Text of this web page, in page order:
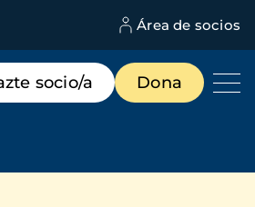
Área de socios
socio/a Dona